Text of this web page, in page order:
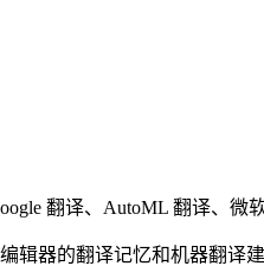
翻译、AutoML 翻译、微
辑器的翻译记忆和机器翻译